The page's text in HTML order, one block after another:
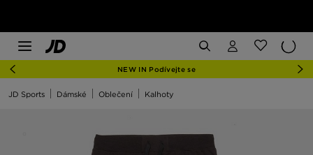
NEW IN Podívejte se
JD Sports Dámské Oblečení Kalhoty